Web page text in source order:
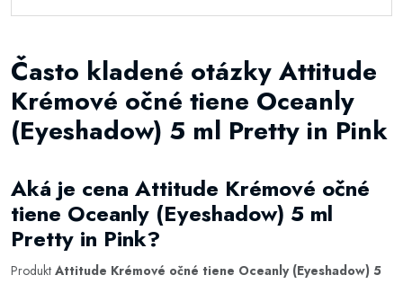
Často kladené otázky Attitude
Krémové očné tiene Oceanly
(Eyeshadow) 5 ml Pretty in Pink
Aká je cena Attitude Krémové očné
tiene Oceanly (Eyeshadow) 5 ml
Pretty in Pink?
Produkt Attitude Krémové očné tiene Oceanly (Eyeshadow) 5